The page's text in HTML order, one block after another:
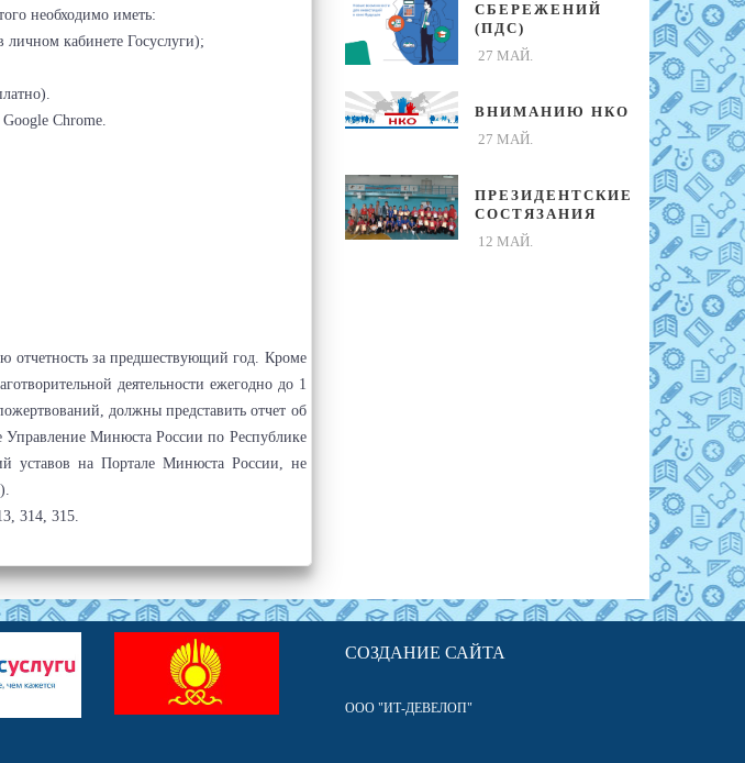
необходимо иметь:
кабинете Госуслуги);
Chrome.
отчетность за предшествующий год. Кроме
деятельности ежегодно до 1
должны представить отчет об
Управление Минюста России по Республике
уставов на Портале Минюста России, не
314, 315.
СБЕРЕЖЕНИЙ
(ПДС)
27 МАЙ.
ВНИМАНИЮ НКО
27 МАЙ.
ПРЕЗИДЕНТСКИЕ
СОСТЯЗАНИЯ
12 МАЙ.
СОЗДАНИЕ САЙТА
ООО "ИТ-ДЕВЕЛОП"